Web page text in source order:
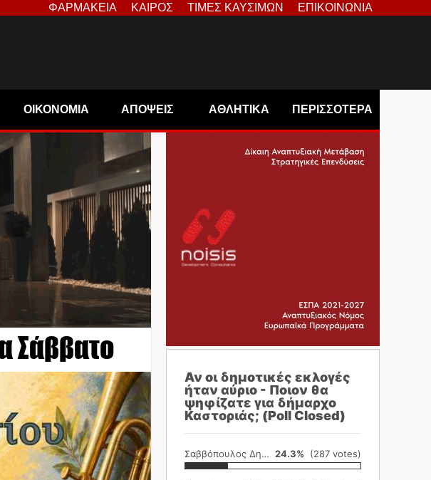
ΦΑΡΜΑΚΕΙΑ ΚΑΙΡΟΣ ΤΙΜΕΣ ΚΑΥΣΙΜΩΝ ΕΠΙΚΟΙΝΩΝΙΑ
ΟΙΚΟΝΟΜΙΑ ΑΠΟΨΕΙΣ ΑΘΛΗΤΙΚΑ ΠΕΡΙΣΣΟΤΕΡΑ
Σάββατο
Αν οι δημοτικές εκλογές
ήταν αύριο - Ποιον θα
ψηφίζατε για δήμαρχο
Καστοριάς; (Poll Closed)
Σαββόπουλος Δημήτρης 24.3% (287 votes)